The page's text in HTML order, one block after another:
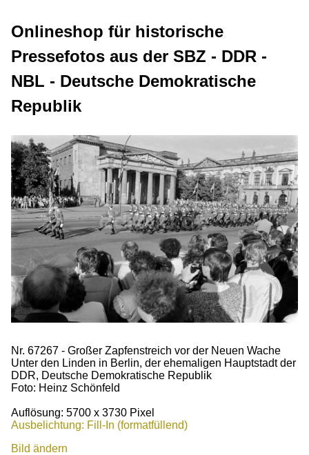
Onlineshop für historische
Pressefotos aus der SBZ - DDR -
NBL - Deutsche Demokratische
Republik
Nr. 67267 - Großer Zapfenstreich vor der Neuen Wache
Unter den Linden in Berlin, der ehemaligen Hauptstadt der
DDR, Deutsche Demokratische Republik
Foto: Heinz Schönfeld
Auflösung: 5700 x 3730 Pixel
Ausbelichtung: Fill-In (formatfüllend)
Bild ändern